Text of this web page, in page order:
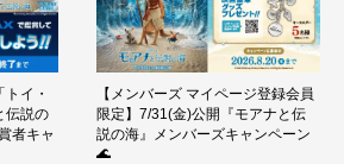
イ・
伝説の
者キャ
【メンバーズ マイページ登録会員
限定】7/31(金)公開『モアナと伝
説の海』メンバーズキャンペーン
🌊